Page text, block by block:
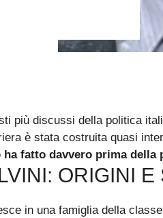
più discussi della politica
è stata costruita quasi
ha fatto davvero prima della
ORIGINI E
in una famiglia della